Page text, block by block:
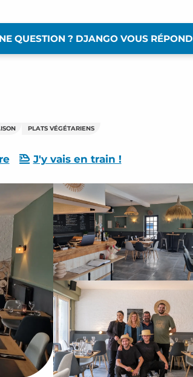
QUESTION ? DJANGO VOUS RÉPOND
PLATS VÉGÉTARIENS
J'y vais en train !